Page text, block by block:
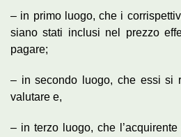
– in primo luogo, che i
siano stati inclusi nel prezzo
pagare;
– in secondo luogo, che essi si
valutare e,
– in terzo luogo, che